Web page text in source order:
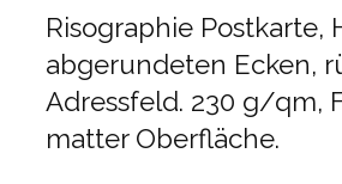
Risographie
abgerundeten Ecken,
Adressfeld. 230 g/qm,
matter Oberfläche.